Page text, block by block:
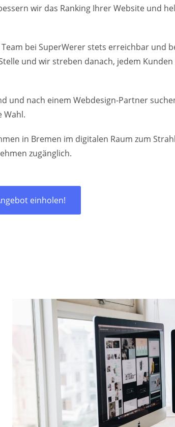
wir das Ranking Ihrer Website und
bei SuperWerer stets erreichbar und
und wir streben danach, jedem
und nach einem Webdesign-Partner
Wahl.
in Bremen im digitalen Raum zum
zugänglich.
einholen!